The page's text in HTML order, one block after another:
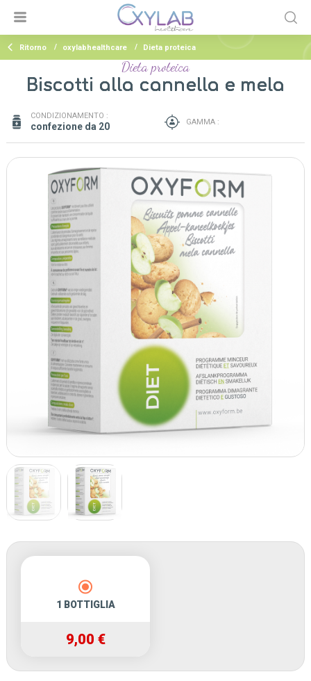
Ritorno oxylabhealthcare Dieta proteica
Dieta proteica
Biscotti alla cannella e mela
CONDIZIONAMENTO :
confezione da 20 GAMMA :
1 BOTTIGLIA
9,00 €